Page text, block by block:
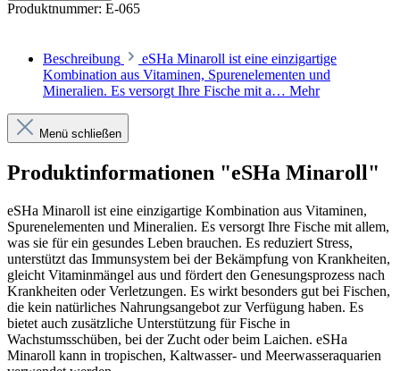
Produktnummer: E-065
Beschreibung
eSHa Minaroll ist eine einzigartige
Kombination aus Vitaminen, Spurenelementen und
Mineralien. Es versorgt Ihre Fische mit a… Mehr
Menü schließen
Produktinformationen "eSHa Minaroll"
eSHa Minaroll ist eine einzigartige Kombination aus Vitaminen,
Spurenelementen und Mineralien. Es versorgt Ihre Fische mit allem,
was sie für ein gesundes Leben brauchen. Es reduziert Stress,
unterstützt das Immunsystem bei der Bekämpfung von Krankheiten,
gleicht Vitaminmängel aus und fördert den Genesungsprozess nach
Krankheiten oder Verletzungen. Es wirkt besonders gut bei Fischen,
die kein natürliches Nahrungsangebot zur Verfügung haben. Es
bietet auch zusätzliche Unterstützung für Fische in
Wachstumsschüben, bei der Zucht oder beim Laichen. eSHa
Minaroll kann in tropischen, Kaltwasser- und Meerwasseraquarien